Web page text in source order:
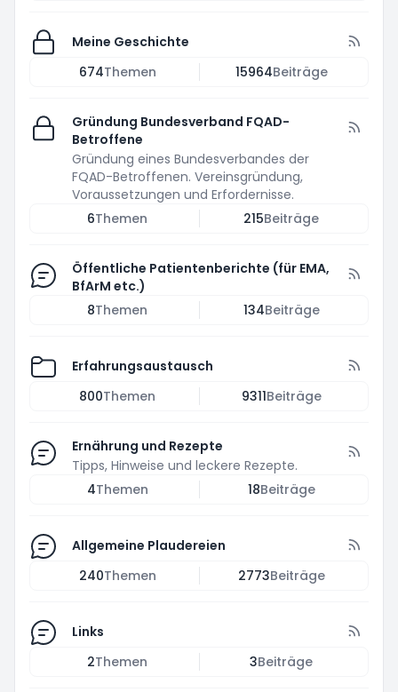
Meine Geschichte
674Themen 15964Beiträge
Gründung Bundesverband FQAD-
Betroffene
Gründung eines Bundesverbandes der
FQAD-Betroffenen. Vereinsgründung,
Voraussetzungen und Erfordernisse.
6Themen 215Beiträge
Öffentliche Patientenberichte (für EMA,
BfArM etc.)
8Themen 134Beiträge
Erfahrungsaustausch
800Themen 9311Beiträge
Ernährung und Rezepte
Tipps, Hinweise und leckere Rezepte.
4Themen 18Beiträge
Allgemeine Plaudereien
240Themen 2773Beiträge
Links
2Themen 3Beiträge